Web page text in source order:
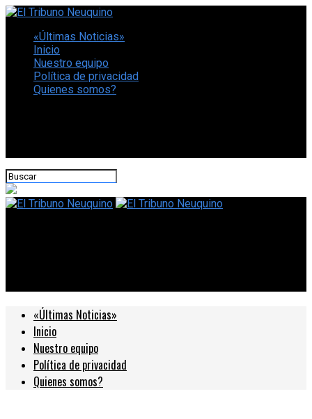
«Últimas Noticias»
Inicio
Nuestro equipo
Política de privacidad
Quienes somos?
«Últimas Noticias»
Inicio
Nuestro equipo
Política de privacidad
Quienes somos?